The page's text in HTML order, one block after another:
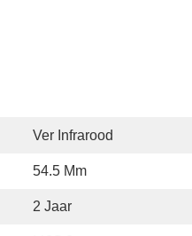
Ver Infrarood
54.5 Mm
2 Jaar